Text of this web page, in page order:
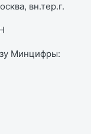
вн.тер.г.
Минцифры: